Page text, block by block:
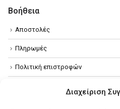
Διαχείριση
Βοήθεια
Αποστολές
Πληρωμές
Πολιτική επιστροφών